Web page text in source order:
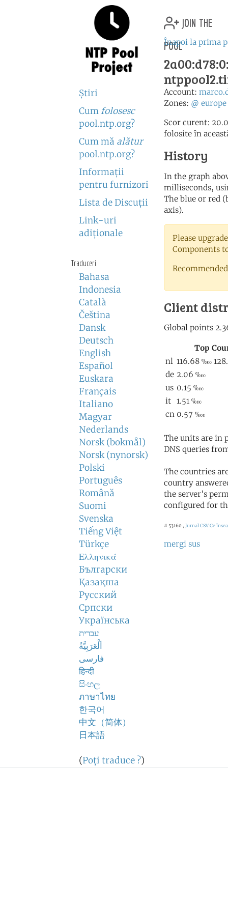
Ştiri
Cum folosesc
pool.ntp.org?
Cum mă alătur
pool.ntp.org?
Informaţii
pentru furnizori
Lista de Discuţii
Link-uri
adiţionale
Traduceri
Bahasa
Indonesia
Català
Čeština
Dansk
Deutsch
English
Español
Euskara
Français
Italiano
Magyar
Nederlands
Norsk (bokmål)
Norsk (nynorsk)
Polski
Português
Română
Suomi
Svenska
Tiếng Việt
Türkçe
Ελληνικά
Български
Қазақша
Русский
Српски
Українська
עברית
اَلْعَرَبِيَّةُ
فارسی
हिन्दी
සිංහල
ภาษาไทย
한국어
中文（简体）
日本語
(Poţi traduce ?)
join the
pool
Înapoi la prima
Account:
Zones: @ europe
Scor curent:
folosite în
History
In the graph
milliseconds,
The blue or red
axis).
Please
Components
Client
The units are in
DNS queries
The countries
country
the server's
configured for
# 53160 , Jurnal CSVCe
mergi sus